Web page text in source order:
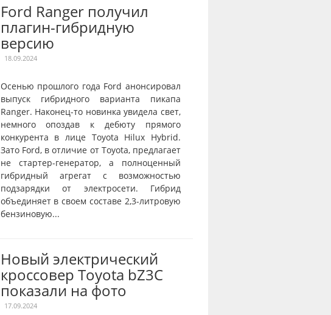
Ford Ranger получил
плагин-гибридную
версию
18.09.2024
Осенью прошлого года Ford анонсировал
выпуск гибридного варианта пикапа
Ranger. Наконец-то новинка увидела свет,
немного опоздав к дебюту прямого
конкурента в лице Toyota Hilux Hybrid.
Зато Ford, в отличие от Toyota, предлагает
не стартер-генератор, а полноценный
гибридный агрегат с возможностью
подзарядки от электросети. Гибрид
объединяет в своем составе 2,3-литровую
бензиновую...
Новый электрический
кроссовер Toyota bZ3C
показали на фото
17.09.2024